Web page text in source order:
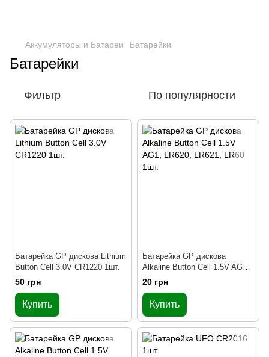
Аккумуляторы и Батареи Батарейки
Батарейки
Фильтр По популярности
Батарейка GP дискова Lithium
Button Cell 3.0V CR1220 1шт.
50 грн
Купить
Батарейка GP дискова
Alkaline Button Cell 1.5V AG1,
LR620, LR621, LR60 1шт.
20 грн
Купить